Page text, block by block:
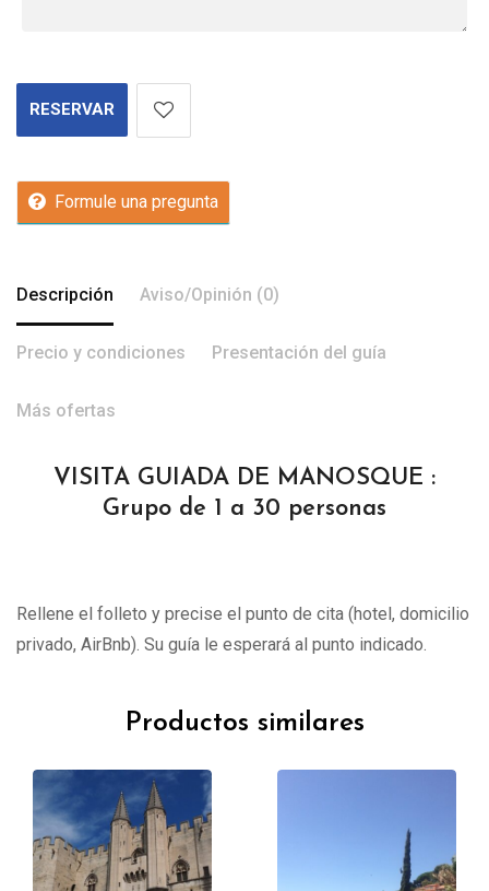
RESERVAR
Formule una pregunta
Descripción Aviso/Opinión (0)
Precio y condiciones Presentación del guía
Más ofertas
VISITA GUIADA DE MANOSQUE :
Grupo de 1 a 30 personas
Rellene el folleto y precise el punto de cita (hotel, domicilio
privado, AirBnb). Su guía le esperará al punto indicado.
Productos similares